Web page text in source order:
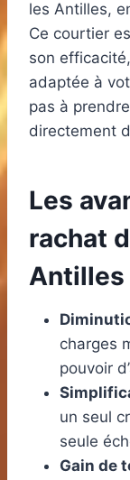
les Antilles,
Ce courtier
son
adaptée à
pas à
directement
Les
rachat
Antilles
charges
pouvoir
un seul
seule
Gain de